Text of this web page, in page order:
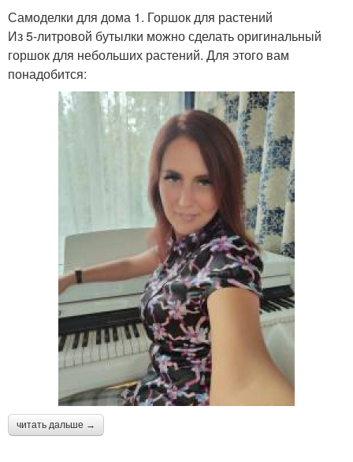
Самоделки для дома 1. Горшок для растений
Из 5-литровой бутылки можно сделать оригинальный
горшок для небольших растений. Для этого вам
понадобится:
читать дальше →